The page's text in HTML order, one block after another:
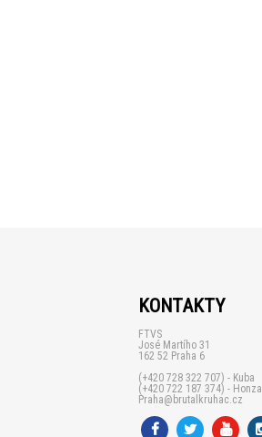
KONTAKTY
FTVS
José Martího 31
162 52 Praha 6
(+420 728 322 707) - Kuba
(+420 722 187 374) - Honza
Praha@brutalkruhac.cz